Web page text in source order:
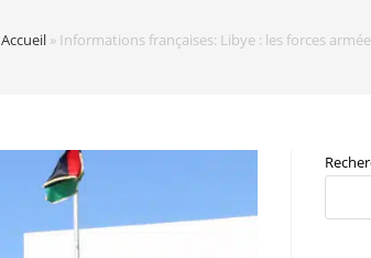
Accueil » Informations françaises: Libye : les forces